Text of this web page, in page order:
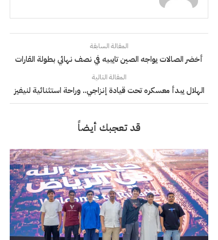
المقالة السابقة
أخضر الصالات يواجه الصين تايبيه في نصف نهائي بطولة القارات
المقالة التالية
الهلال يبدأ معسكره تحت قيادة إنزاجي.. وراحة استثنائية لنيفيز
قد تعجبك أيضاً